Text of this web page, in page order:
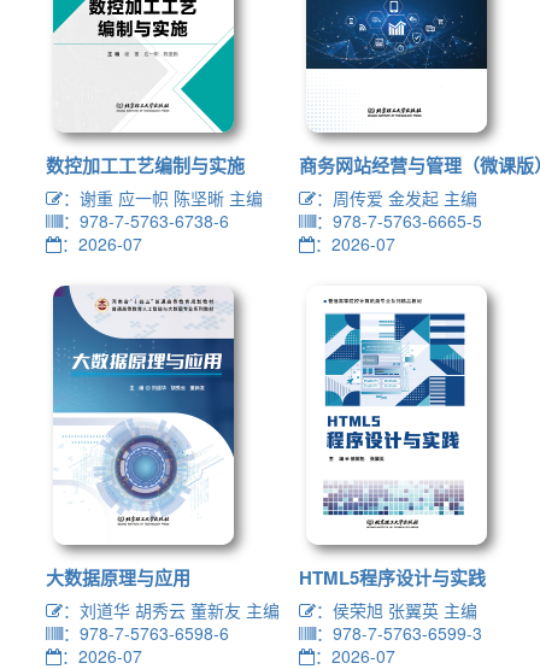
数控加工工艺编制与实施
：谢重 应一帜 陈坚晰 主编
：978-7-5763-6738-6
：2026-07
商务网站经营与管理（微课版
：周传爱 金发起 主编
：978-7-5763-6665-5
：2026-07
大数据原理与应用
：刘道华 胡秀云 董新友 主编
：978-7-5763-6598-6
：2026-07
HTML5程序设计与实践
：侯荣旭 张翼英 主编
：978-7-5763-6599-3
：2026-07